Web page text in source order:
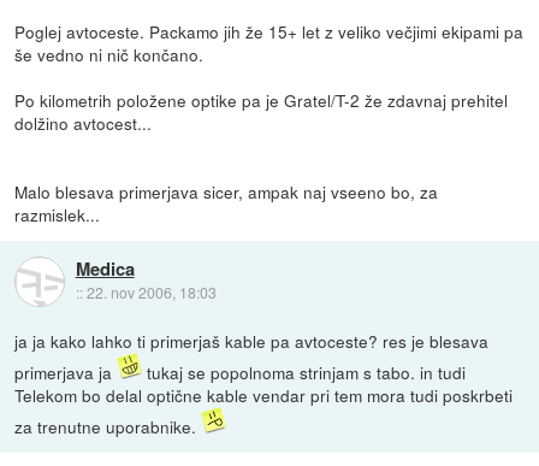
Poglej avtoceste. Packamo jih že 15+ let z veliko večjimi ekipami pa
še vedno ni nič končano.
Po kilometrih položene optike pa je Gratel/T-2 že zdavnaj prehitel
dolžino avtocest...
Malo blesava primerjava sicer, ampak naj vseeno bo, za
razmislek...
Medica
::22. nov 2006, 18:03
ja ja kako lahko ti primerjaš kable pa avtoceste? res je blesava
primerjava ja
tukaj se popolnoma strinjam s tabo. in tudi
Telekom bo delal optične kable vendar pri tem mora tudi poskrbeti
za trenutne uporabnike.